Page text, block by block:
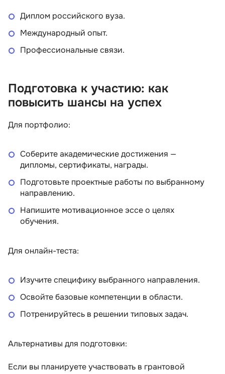
Диплом российского вуза.
Международный опыт.
Профессиональные связи.
Подготовка к участию: как
повысить шансы на успех
Для портфолио:
Соберите академические достижения —
дипломы, сертификаты, награды.
Подготовьте проектные работы по выбранному
направлению.
Напишите мотивационное эссе о целях
обучения.
Для онлайн-теста:
Изучите специфику выбранного направления.
Освойте базовые компетенции в области.
Потренируйтесь в решении типовых задач.
Альтернативы для подготовки:
Если вы планируете участвовать в грантовой